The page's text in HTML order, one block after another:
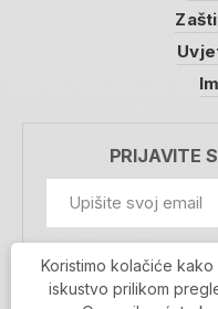
PRIJAVITE
Prihvaćam da se
podataka i koriste u
Koristimo kolačiće
iskustvo prilikom